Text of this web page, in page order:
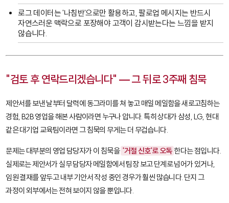
로그 데이터는 '나침반'으로만 활용하고, 팔로업 메시지는 반드시
자연스러운 맥락으로 포장해야 고객이 감시받는다는 느낌을 받지
않습니다.
"검토 후 연락드리겠습니다" — 그 뒤로 3주째 침묵
제안서를 보낸 날부터 달력에 동그라미를 쳐 놓고 매일 메일함을 새로고침하는
경험, B2B 영업을 해본 사람이라면 누구나 압니다. 특히 상대가 삼성, LG, 현대
같은 대기업 교육팀이라면 그 침묵의 무게는 더 무겁습니다.
문제는 대부분의 영업 담당자가 이 침묵을 '거절 신호'로 오독 한다는 점입니다.
실제로는 제안서가 실무 담당자 메일함에서 팀장 보고 단계로 넘어가 있거나,
임원 결재를 앞두고 내부 기안서 작성 중인 경우가 훨씬 많습니다. 단지 그
과정이 외부에서는 전혀 보이지 않을 뿐입니다.